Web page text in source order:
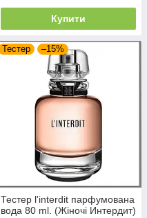
Купити
Тестер –15%
Тестер l'interdit парфумована
вода 80 ml. (Жіночі Интердит)